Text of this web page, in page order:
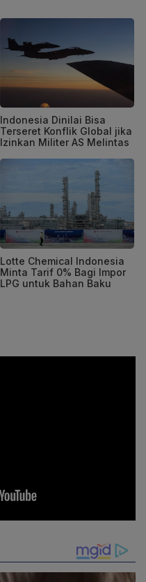
Indonesia Dinilai Bisa
Terseret Konflik Global jika
Izinkan Militer AS Melintas
Lotte Chemical Indonesia
Minta Tarif 0% Bagi Impor
LPG untuk Bahan Baku